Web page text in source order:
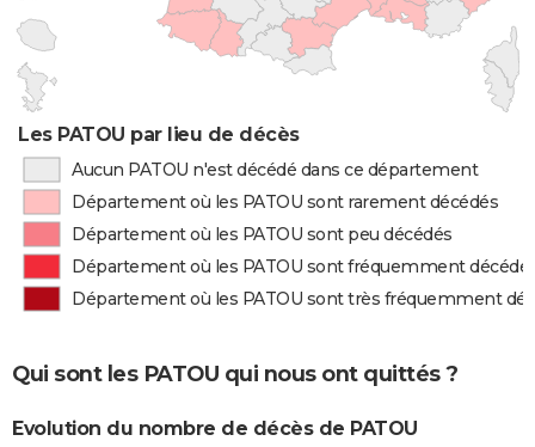
Les PATOU par lieu de décès
Aucun PATOU n'est décédé dans ce département
Département où les PATOU sont rarement décédés
Département où les PATOU sont peu décédés
Département où les PATOU sont fréquemment
Département où les PATOU sont très fréquemment
Qui sont les PATOU qui nous ont quittés ?
Evolution du nombre de décès de PATOU